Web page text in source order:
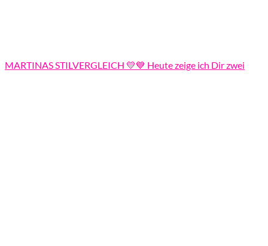
MARTINAS STILVERGLEICH 💛💙 Heute zeige ich Dir zwei